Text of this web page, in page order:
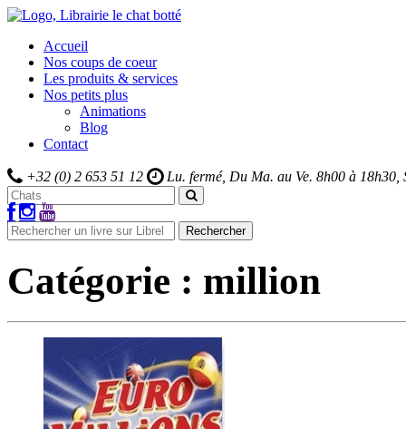
Accueil
Nos coups de coeur
Les produits & services
Nos petits plus
Animations
Blog
Contact
+32 (0) 2 653 51 12 Lu. fermé, Du Ma. au Ve. 8h00 à 18h30,
Rechercher
Catégorie : million